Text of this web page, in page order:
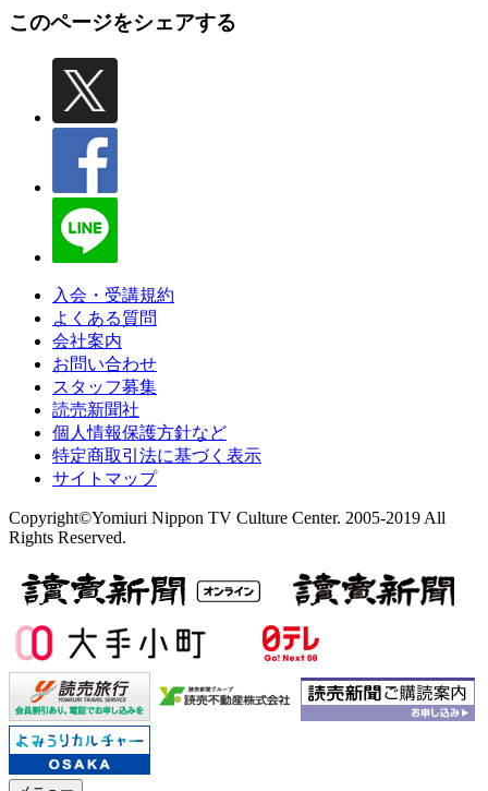
このページをシェアする
入会・受講規約
よくある質問
会社案内
お問い合わせ
スタッフ募集
読売新聞社
個人情報保護方針など
特定商取引法に基づく表示
サイトマップ
Copyright©Yomiuri Nippon TV Culture Center. 2005-2019 All
Rights Reserved.